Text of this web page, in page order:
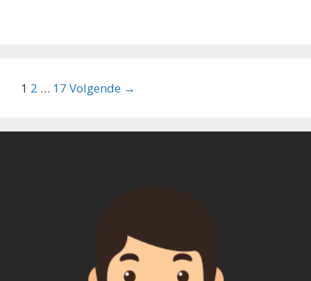
Berichtnavigatie
1 2 … 17 Volgende →